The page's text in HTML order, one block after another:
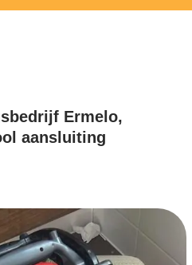
Ermelo,
aansluiting